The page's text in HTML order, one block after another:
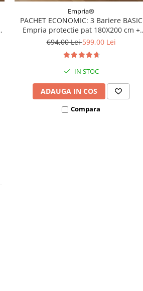
Empria®
PACHET ECONOMIC: 3 Bariere BASIC
Empria protectie pat 180X200 cm +
bara stabilizatoare
694,00 Lei599,00 Lei
IN STOC
ADAUGA IN COS
Compara